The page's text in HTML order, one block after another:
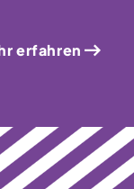
erfahren